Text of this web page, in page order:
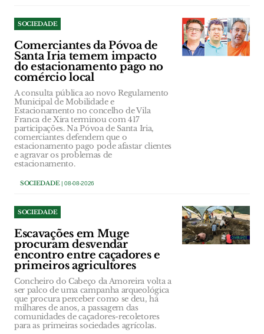
SOCIEDADE
Comerciantes da Póvoa de
Santa Iria temem impacto
do estacionamento pago no
comércio local
A consulta pública ao novo Regulamento
Municipal de Mobilidade e
Estacionamento no concelho de Vila
Franca de Xira terminou com 417
participações. Na Póvoa de Santa Iria,
comerciantes defendem que o
estacionamento pago pode afastar clientes
e agravar os problemas de
estacionamento.
SOCIEDADE| 08-08-2026
SOCIEDADE
Escavações em Muge
procuram desvendar
encontro entre caçadores e
primeiros agricultores
Concheiro do Cabeço da Amoreira volta a
ser palco de uma campanha arqueológica
que procura perceber como se deu, há
milhares de anos, a passagem das
comunidades de caçadores-recoletores
para as primeiras sociedades agrícolas.